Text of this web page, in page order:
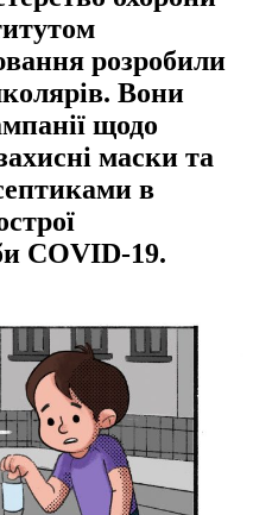
розробили
Вони
щодо
маски та
в
COVID-19.